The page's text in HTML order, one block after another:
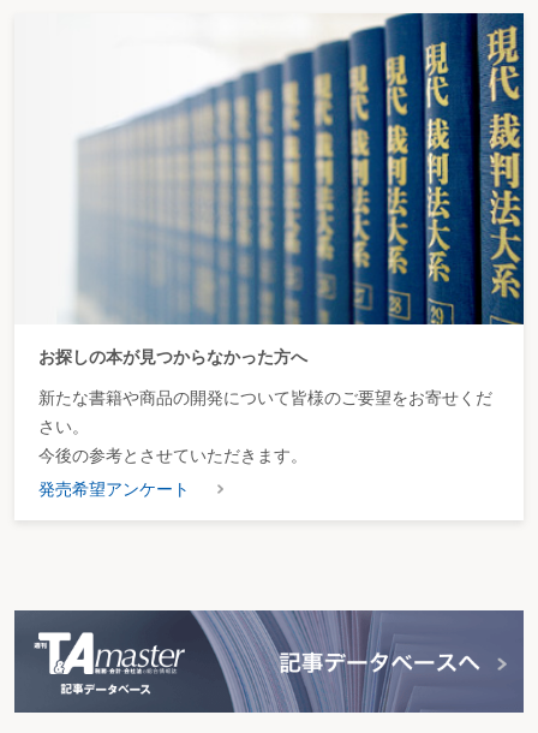
お探しの本が見つからなかった方へ
新たな書籍や商品の開発について皆様のご要望をお寄せくだ
さい。
今後の参考とさせていただきます。
発売希望アンケート